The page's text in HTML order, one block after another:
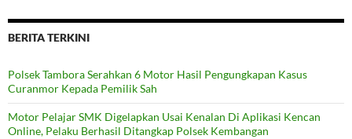
BERITA TERKINI
Polsek Tambora Serahkan 6 Motor Hasil Pengungkapan Kasus
Curanmor Kepada Pemilik Sah
Motor Pelajar SMK Digelapkan Usai Kenalan Di Aplikasi Kencan
Online, Pelaku Berhasil Ditangkap Polsek Kembangan